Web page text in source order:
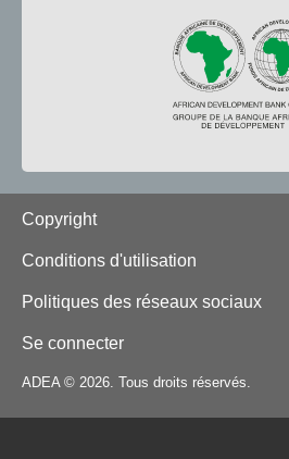
Footer
Copyright
Conditions d'utilisation
Politiques des réseaux sociaux
Se connecter
ADEA © 2026. Tous droits réservés.